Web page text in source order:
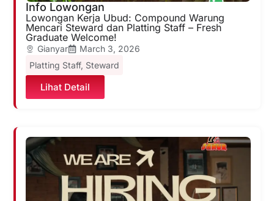
Info Lowongan
Lowongan Kerja Ubud: Compound Warung
Mencari Steward dan Platting Staff – Fresh
Graduate Welcome!
Gianyar
March 3, 2026
Platting Staff, Steward
Lihat Detail